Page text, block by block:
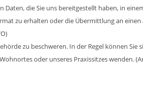
Daten, die Sie uns bereitgestellt haben, in
zu erhalten oder die Übermittlung an
zu beschweren. In der Regel können Sie
oder unseres Praxissitzes wenden.